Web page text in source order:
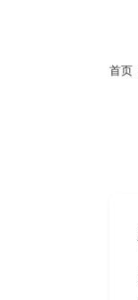
首页